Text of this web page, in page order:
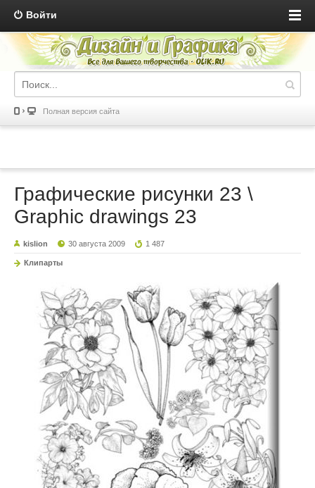
Войти
Полная версия сайта
Графические рисунки 23 \
Graphic drawings 23
kislion 30 августа 2009 1 487
Клипарты